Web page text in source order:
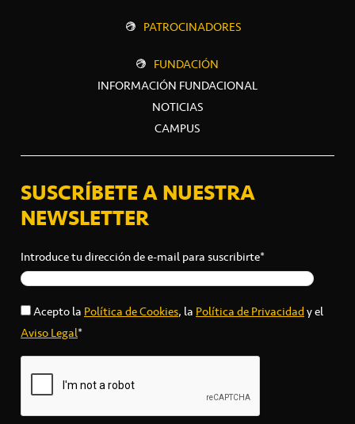
PATROCINADORES
FUNDACIÓN
INFORMACIÓN FUNDACIONAL
NOTICIAS
CAMPUS
SUSCRÍBETE A NUESTRA
NEWSLETTER
Introduce tu dirección de e-mail para suscribirte*
Acepto la Política de Cookies, la Política de Privacidady el
Aviso Legal*